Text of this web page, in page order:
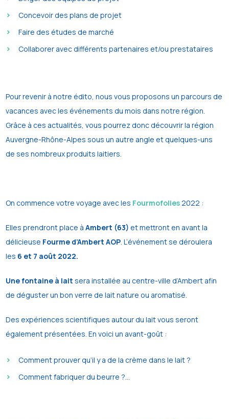
Concevoir des plans de projet
Faire des études de marché
Collaborer avec différents partenaires et/ou prestataires
Pour revenir à notre édito, nous vous proposons un ​​parcours de
vacances avec les événements du mois dans notre région.
Grâce à ces actualités, vous pourrez donc découvrir la région
Auvergne-Rhône-Alpes sous un autre angle et quelques-uns
de ses nombreux produits laitiers.
On commence votre voyage avec les Fourmofolies2022 :
Elles prendront place àAmbert (63) et mettront en avant la
délicieuse Fourme d’Ambert AOP. L’événement se déroulera
les 6 et 7 août 2022.
Une fontaine à lait sera installée au centre-ville d’Ambert afin
de déguster un bon verre de lait nature ou aromatisé.
Des expériences scientifiques autour du lait vous seront
également présentées. En voici un avant-goût :
Comment prouver qu’il y a de la crème dans le lait ?
Comment fabriquer du beurre ?…